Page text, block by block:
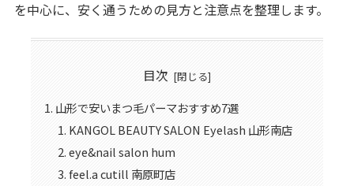
を中心に、安く通うための見方と注意点を整理します。
目次
山形で安いまつ毛パーマおすすめ7選
KANGOL BEAUTY SALON Eyelash 山形南店
eye&nail salon hum
feel.a cutill 南原町店